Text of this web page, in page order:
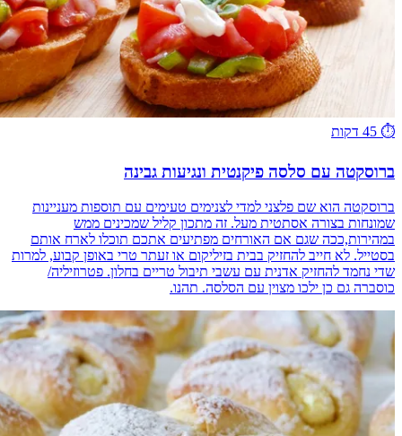
⏱️ 45 דקות
ברוסקטה עם סלסה פיקנטית ונגיעות גבינה
ברוסקטה הוא שם פלצני למדי לצנימים טעימים עם תוספות מעניינות
שמונחות בצורה אסתטית מעל. זה מתכון קליל שמכינים ממש
במהירות,ככה שגם אם האורחים מפתיעים אתכם תוכלו לארח אותם
בסטייל. לא חייב להחזיק בבית בזיליקום או זעתר טרי באופן קבוע, למרות
שדי נחמד להחזיק אדנית עם עשבי תיבול טריים בחלון. פטרוזיליה/
כוסברה גם כן ילכו מצוין עם הסלסה. תהנו.